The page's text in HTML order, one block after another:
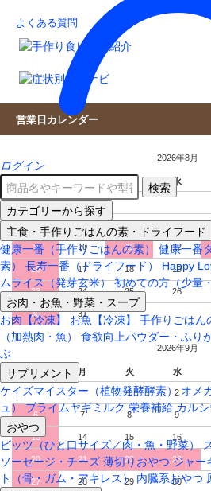
ログイン
検索
カテゴリーから探す
主食・手作りごはんの素・ドライフード
健康一番（手作りごはんの素）
健康一番
素）
長寿一番（ドライフード） Happy
ムライス（発芽玄米） 初めての方（少量
お肉・お魚・野菜・スープ
お肉【冷凍】 お魚【冷凍】 手作りごはん
（加熱肉・魚）
食欲向上パウダー・ふり
ぶ
サプリメント
ケイズマイスター（植物発酵酵素） オメ
ュ） プライムヤギミルク 栄養補給 カル
おやつ
ビッツ（ひと口サイズ／肉・魚・野菜）
ソーセージ・チーズ 薄切りおやつ ジャー
ト（骨・ガム・アキレス） 内臓系おやつ
よくある質問
営業日カレンダー
2026年8月
日 火 水
2 3 4 5
9 10 11 12
16 17 18 19
23 24 25 26
30 31
2026年9月
日 月 火 水
1 2
6 7 8 9
13 14 15 16
20 21 22 23
27 28 29 30